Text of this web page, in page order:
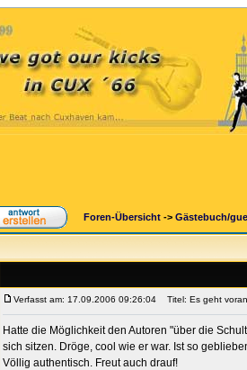
Foren-Übersicht -> Gästebuch/
Verfasst am: 17.09.2006 09:26:04 Titel: Es geht
Hatte die Möglichkeit den Autoren "über die
sich sitzen. Dröge, cool wie er war. Ist so
Völlig authentisch. Freut auch drauf!